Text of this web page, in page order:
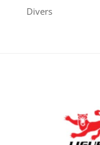
Divers